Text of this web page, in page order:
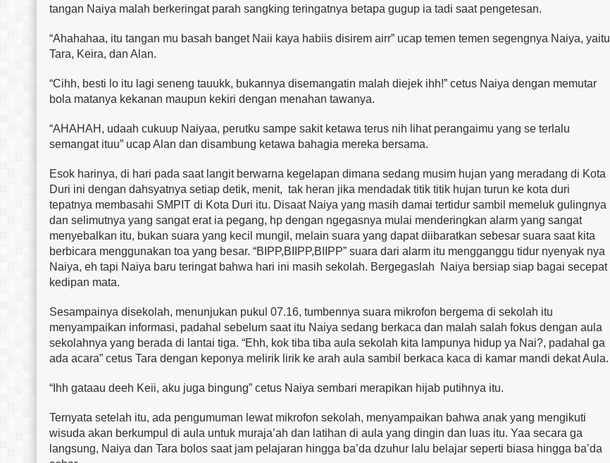
tangan Naiya malah berkeringat parah sangking teringatnya betapa gugup ia tadi saat pengetesan.
“Ahahahaa, itu tangan mu basah banget Naii kaya habiis disirem airr” ucap temen temen segengnya Naiya, yaitu
Tara, Keira, dan Alan.
“Cihh, besti lo itu lagi seneng tauukk, bukannya disemangatin malah diejek ihh!” cetus Naiya dengan memutar
bola matanya kekanan maupun kekiri dengan menahan tawanya.
“AHAHAH, udaah cukuup Naiyaa, perutku sampe sakit ketawa terus nih lihat perangaimu yang se terlalu
semangat ituu” ucap Alan dan disambung ketawa bahagia mereka bersama.
Esok harinya, di hari pada saat langit berwarna kegelapan dimana sedang musim hujan yang meradang di Kota
Duri ini dengan dahsyatnya setiap detik, menit, tak heran jika mendadak titik titik hujan turun ke kota duri
tepatnya membasahi SMPIT di Kota Duri itu. Disaat Naiya yang masih damai tertidur sambil memeluk gulingnya
dan selimutnya yang sangat erat ia pegang, hp dengan ngegasnya mulai menderingkan alarm yang sangat
menyebalkan itu, bukan suara yang kecil mungil, melain suara yang dapat diibaratkan sebesar suara saat kita
berbicara menggunakan toa yang besar. “BIPP,BIIPP,BIIPP” suara dari alarm itu mengganggu tidur nyenyak nya
Naiya, eh tapi Naiya baru teringat bahwa hari ini masih sekolah. Bergegaslah Naiya bersiap siap bagai secepat
kedipan mata.
Sesampainya disekolah, menunjukan pukul 07.16, tumbennya suara mikrofon bergema di sekolah itu
menyampaikan informasi, padahal sebelum saat itu Naiya sedang berkaca dan malah salah fokus dengan aula
sekolahnya yang berada di lantai tiga. “Ehh, kok tiba tiba aula sekolah kita lampunya hidup ya Nai?, padahal ga
ada acara” cetus Tara dengan keponya melirik lirik ke arah aula sambil berkaca kaca di kamar mandi dekat Aula.
“Ihh gataau deeh Keii, aku juga bingung” cetus Naiya sembari merapikan hijab putihnya itu.
Ternyata setelah itu, ada pengumuman lewat mikrofon sekolah, menyampaikan bahwa anak yang mengikuti
wisuda akan berkumpul di aula untuk muraja’ah dan latihan di aula yang dingin dan luas itu. Yaa secara ga
langsung, Naiya dan Tara bolos saat jam pelajaran hingga ba’da dzuhur lalu belajar seperti biasa hingga ba’da